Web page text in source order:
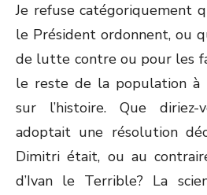
Je refuse catégoriquement
le Président ordonnent, ou
de lutte contre ou pour les
le reste de la population à
sur l’histoire. Que
adoptait une résolution
Dimitri était, ou au
d’Ivan le Terrible? La